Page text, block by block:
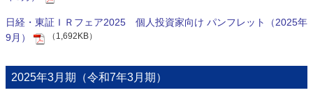
日経・東証ＩＲフェア2025 個人投資家向け パンフレット（2025年
9月）
（1,692KB）
2025年3月期（令和7年3月期）